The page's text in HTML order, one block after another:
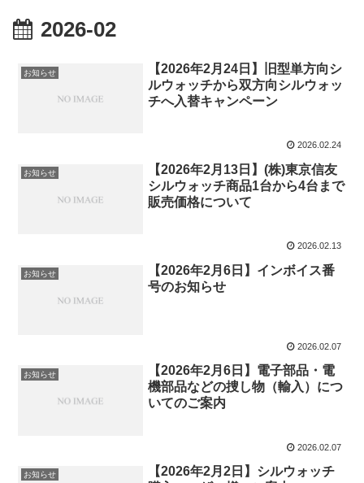
2026-02
お知らせ
【2026年2月24日】旧型単方向シ
ルウォッチから双方向シルウォッ
チへ入替キャンペーン
2026.02.24
お知らせ
【2026年2月13日】(株)東京信友
シルウォッチ商品1台から4台まで
販売価格について
2026.02.13
お知らせ
【2026年2月6日】インボイス番
号のお知らせ
2026.02.07
お知らせ
【2026年2月6日】電子部品・電
機部品などの捜し物（輸入）につ
いてのご案内
2026.02.07
お知らせ
【2026年2月2日】シルウォッチ